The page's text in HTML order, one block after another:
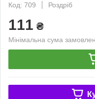
Код: 709
Роздріб
111 ₴
Мінімальна сума